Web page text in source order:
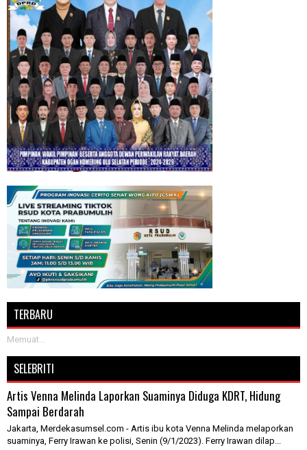
TERBARU
Memuat...
SELEBRITI
Artis Venna Melinda Laporkan Suaminya Diduga KDRT, Hidung
Sampai Berdarah
Jakarta, Merdekasumsel.com - Artis ibu kota Venna Melinda melaporkan
suaminya, Ferry Irawan ke polisi, Senin (9/1/2023). Ferry Irawan dilap...